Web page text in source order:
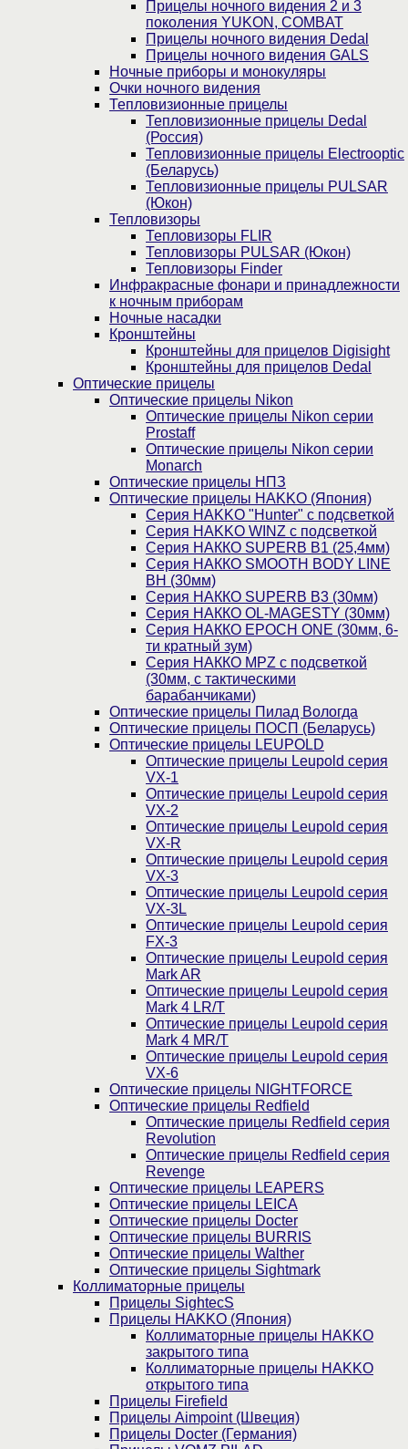
Прицелы ночного видения 2 и 3
поколения YUKON, COMBAT
Прицелы ночного видения Dedal
Прицелы ночного видения GALS
Ночные приборы и монокуляры
Очки ночного видения
Тепловизионные прицелы
Тепловизионные прицелы Dedal
(Россия)
Тепловизионные прицелы Electrooptic
(Беларусь)
Тепловизионные прицелы PULSAR
(Юкон)
Тепловизоры
Тепловизоры FLIR
Тепловизоры PULSAR (Юкон)
Тепловизоры Finder
Инфракрасные фонари и принадлежности
к ночным приборам
Ночные насадки
Кронштейны
Кронштейны для прицелов Digisight
Кронштейны для прицелов Dedal
Оптические прицелы
Оптические прицелы Nikon
Оптические прицелы Nikon серии
Prostaff
Оптические прицелы Nikon серии
Monarch
Оптические прицелы НПЗ
Оптические прицелы HAKKO (Япония)
Cерия HAKKO "Hunter" с подсветкой
Серия НAKKO WINZ с подсветкой
Серия НАККО SUPERB B1 (25,4мм)
Серия НАККО SMOOTH BODY LINE
BH (30мм)
Серия НАККО SUPERB B3 (30мм)
Серия НАККО OL-MAGESTY (30мм)
Серия НАККО EPOCH ONE (30мм, 6-
ти кратный зум)
Серия НАККО MPZ с подсветкой
(30мм, c тактическими
барабанчиками)
Оптические прицелы Пилад Вологда
Оптические прицелы ПОСП (Беларусь)
Оптические прицелы LEUPOLD
Оптические прицелы Leupold серия
VX-1
Оптические прицелы Leupold серия
VX-2
Оптические прицелы Leupold серия
VX-R
Оптические прицелы Leupold серия
VX-3
Оптические прицелы Leupold серия
VX-3L
Оптические прицелы Leupold серия
FX-3
Оптические прицелы Leupold серия
Mark AR
Оптические прицелы Leupold серия
Mark 4 LR/T
Оптические прицелы Leupold серия
Mark 4 MR/T
Оптические прицелы Leupold серия
VX-6
Оптические прицелы NIGHTFORCE
Оптические прицелы Redfield
Оптические прицелы Redfield серия
Revolution
Оптические прицелы Redfield серия
Revenge
Оптические прицелы LEAPERS
Оптические прицелы LEICA
Оптические прицелы Docter
Оптические прицелы BURRIS
Оптические прицелы Walther
Оптические прицелы Sightmark
Коллиматорные прицелы
Прицелы SightecS
Прицелы HAKKO (Япония)
Коллиматорные прицелы HAKKO
закрытого типа
Коллиматорные прицелы HAKKO
открытого типа
Прицелы Firefield
Прицелы Aimpoint (Швеция)
Прицелы Docter (Германия)